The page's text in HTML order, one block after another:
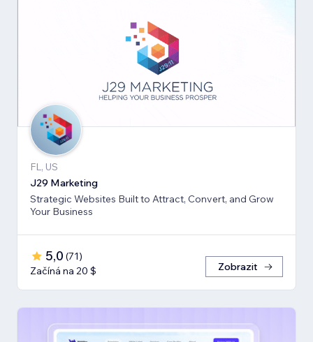
FL, US
J29 Marketing
Strategic Websites Built to Attract, Convert, and Grow
Your Business
5,0 (71)
Začíná na 20 $
Zobrazit